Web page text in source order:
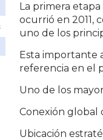
La primera
ocurrió en 2011,
uno de los
Esta importante
referencia en el
Uno de los
Conexión global
Ubicación